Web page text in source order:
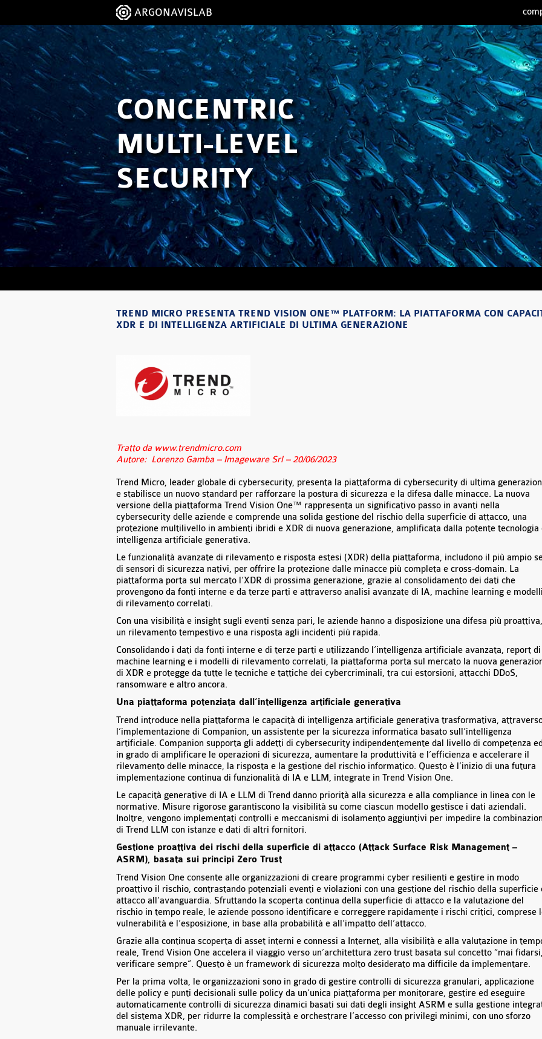
ARGONAVISLAB
CONCENTRIC
MULTI-LEVEL
SECURITY
TREND MICRO PRESENTA TREND VISION ONE™ PLATFORM: LA PIATTAFORMA CON
XDR E DI INTELLIGENZA ARTIFICIALE DI ULTIMA GENERAZIONE
Tratto da www.trendmicro.com
Autore: Lorenzo Gamba – Imageware Srl – 20/06/2023
Trend Micro, leader globale di cybersecurity, presenta la piattaforma di cybersecurity di ultima
e stabilisce un nuovo standard per rafforzare la postura di sicurezza e la difesa dalle minacce. La nuova
versione della piattaforma Trend Vision One™ rappresenta un significativo passo in avanti nella
cybersecurity delle aziende e comprende una solida gestione del rischio della superficie di attacco, una
protezione multilivello in ambienti ibridi e XDR di nuova generazione, amplificata dalla potente tecnologia
intelligenza artificiale generativa.
Le funzionalità avanzate di rilevamento e risposta estesi (XDR) della piattaforma, includono il più ampio
di sensori di sicurezza nativi, per offrire la protezione dalle minacce più completa e cross-domain. La
piattaforma porta sul mercato l’XDR di prossima generazione, grazie al consolidamento dei dati che
provengono da fonti interne e da terze parti e attraverso analisi avanzate di IA, machine learning e
di rilevamento correlati.
Con una visibilità e insight sugli eventi senza pari, le aziende hanno a disposizione una difesa più proattiva,
un rilevamento tempestivo e una risposta agli incidenti più rapida.
Consolidando i dati da fonti interne e di terze parti e utilizzando l’intelligenza artificiale avanzata, report di
machine learning e i modelli di rilevamento correlati, la piattaforma porta sul mercato la nuova
di XDR e protegge da tutte le tecniche e tattiche dei cybercriminali, tra cui estorsioni, attacchi DDoS,
ransomware e altro ancora.
Una piattaforma potenziata dall’intelligenza artificiale generativa
Trend introduce nella piattaforma le capacità di intelligenza artificiale generativa trasformativa,
l’implementazione di Companion, un assistente per la sicurezza informatica basato sull’intelligenza
artificiale. Companion supporta gli addetti di cybersecurity indipendentemente dal livello di competenza
in grado di amplificare le operazioni di sicurezza, aumentare la produttività e l’efficienza e accelerare il
rilevamento delle minacce, la risposta e la gestione del rischio informatico. Questo è l’inizio di una futura
implementazione continua di funzionalità di IA e LLM, integrate in Trend Vision One.
Le capacità generative di IA e LLM di Trend danno priorità alla sicurezza e alla compliance in linea con le
normative. Misure rigorose garantiscono la visibilità su come ciascun modello gestisce i dati aziendali.
Inoltre, vengono implementati controlli e meccanismi di isolamento aggiuntivi per impedire la
di Trend LLM con istanze e dati di altri fornitori.
Gestione proattiva dei rischi della superficie di attacco (Attack Surface Risk Management –
ASRM), basata sui principi Zero Trust
Trend Vision One consente alle organizzazioni di creare programmi cyber resilienti e gestire in modo
proattivo il rischio, contrastando potenziali eventi e violazioni con una gestione del rischio della superficie
attacco all’avanguardia. Sfruttando la scoperta continua della superficie di attacco e la valutazione del
rischio in tempo reale, le aziende possono identificare e correggere rapidamente i rischi critici, comprese
vulnerabilità e l’esposizione, in base alla probabilità e all’impatto dell’attacco.
Grazie alla continua scoperta di asset interni e connessi a Internet, alla visibilità e alla valutazione in
reale, Trend Vision One accelera il viaggio verso un’architettura zero trust basata sul concetto “mai
verificare sempre”. Questo è un framework di sicurezza molto desiderato ma difficile da implementare.
Per la prima volta, le organizzazioni sono in grado di gestire controlli di sicurezza granulari, applicazione
delle policy e punti decisionali sulle policy da un’unica piattaforma per monitorare, gestire ed eseguire
automaticamente controlli di sicurezza dinamici basati sui dati degli insight ASRM e sulla gestione
del sistema XDR, per ridurre la complessità e orchestrare l’accesso con privilegi minimi, con uno sforzo
manuale irrilevante.